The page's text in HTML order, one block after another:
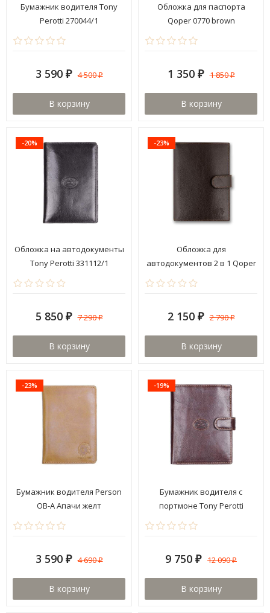
Бумажник водителя Tony
Perotti 270044/1
3 590 ₽ 4 500₽
В корзину
Обложка для паспорта
Qoper 0770 brown
1 350 ₽ 1 850₽
В корзину
-20%
Обложка на автодокументы
Tony Perotti 331112/1
5 850 ₽ 7 290₽
В корзину
-23%
Обложка для
автодокументов 2 в 1 Qoper
0580 brown
2 150 ₽ 2 790₽
В корзину
-23%
Бумажник водителя Person
ОВ-А Апачи желт
3 590 ₽ 4 690₽
В корзину
-19%
Бумажник водителя с
портмоне Tony Perotti
333354/2
9 750 ₽ 12 090₽
В корзину